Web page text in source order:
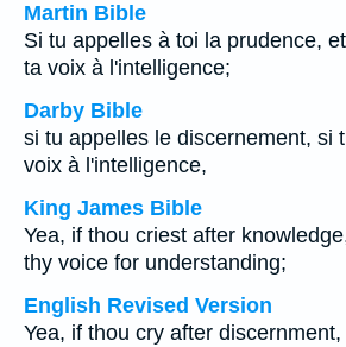
Martin Bible
Si tu appelles à toi la prudence,
ta voix à l'intelligence;
Darby Bible
si tu appelles le discernement, si
voix à l'intelligence,
King James Bible
Yea, if thou criest after
thy voice for understanding;
English Revised Version
Yea, if thou cry after